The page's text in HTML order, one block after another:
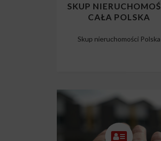
SKUP
CAŁA POLSKA
Skup nieruchomości Polska